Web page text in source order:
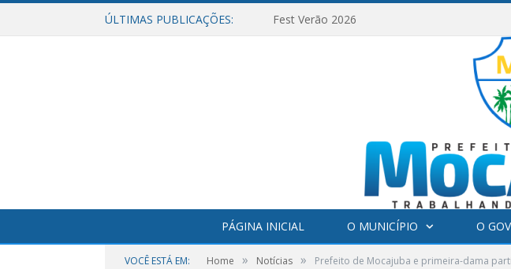
ÚLTIMAS PUBLICAÇÕES: Fest Verão 2026
PÁGINA INICIAL O MUNICÍPIO O
VOCÊ ESTÁ EM: Home » Notícias » Prefeito de Mocajuba e primeira-dama